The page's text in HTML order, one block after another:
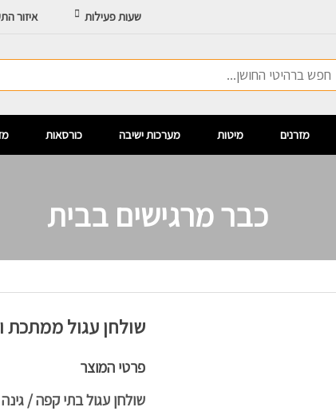
שעות פעילות איזור
מזרנים מיטות מערכות ישיבה כורסאות
כבר מרגישים בבית
שולחן עגול ממתכת
פרטי המוצר
שולחן עגול בתי קפה /